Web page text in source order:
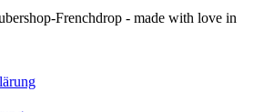
Frenchdrop - made with love in